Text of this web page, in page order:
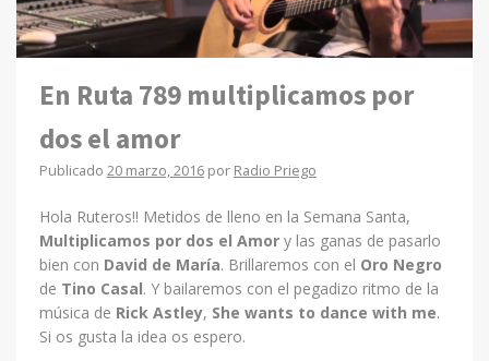
En Ruta 789 multiplicamos por
dos el amor
Publicado 20 marzo, 2016por Radio Priego
Hola Ruteros!! Metidos de lleno en la Semana Santa,
Multiplicamos por dos el Amory las ganas de pasarlo
bien con David de María. Brillaremos con el Oro Negro
de Tino Casal. Y bailaremos con el pegadizo ritmo de la
música de Rick Astley, She wants to dance with me.
Si os gusta la idea os espero.